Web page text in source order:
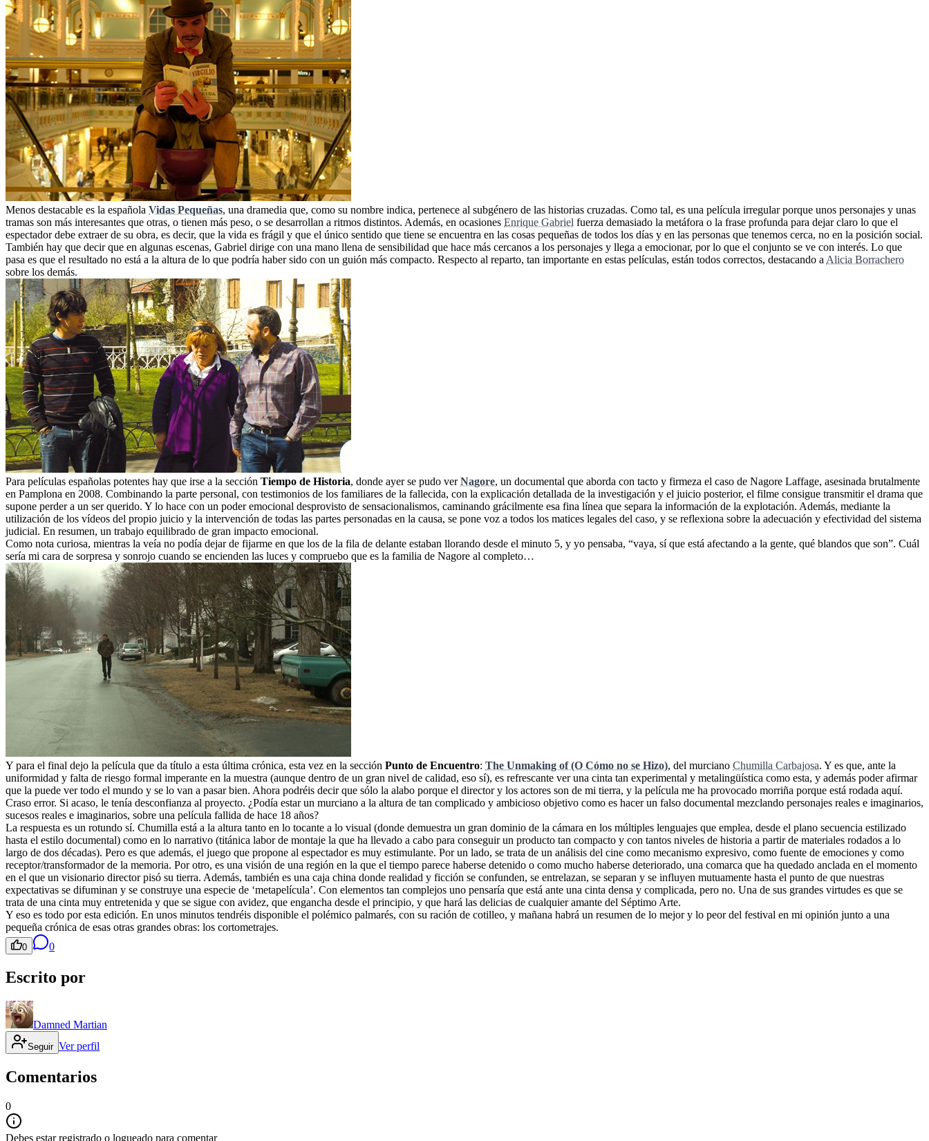
Menos destacable es la española Vidas Pequeñas, una dramedia que, como su nombre indica, pertenece al subgénero de las historias cruzadas. Como tal, es una película irregular porque unos personajes y unas
tramas son más interesantes que otras, o tienen más peso, o se desarrollan a ritmos distintos. Además, en ocasiones Enrique Gabriel fuerza demasiado la metáfora o la frase profunda para dejar claro lo que el
espectador debe extraer de su obra, es decir, que la vida es frágil y que el único sentido que tiene se encuentra en las cosas pequeñas de todos los días y en las personas que tenemos cerca, no en la posición social.
También hay que decir que en algunas escenas, Gabriel dirige con una mano llena de sensibilidad que hace más cercanos a los personajes y llega a emocionar, por lo que el conjunto se ve con interés. Lo que
pasa es que el resultado no está a la altura de lo que podría haber sido con un guión más compacto. Respecto al reparto, tan importante en estas películas, están todos correctos, destacando a Alicia Borrachero
sobre los demás.
Para películas españolas potentes hay que irse a la sección Tiempo de Historia, donde ayer se pudo verNagore, un documental que aborda con tacto y firmeza el caso de Nagore Laffage, asesinada brutalmente
en Pamplona en 2008. Combinando la parte personal, con testimonios de los familiares de la fallecida, con la explicación detallada de la investigación y el juicio posterior, el filme consigue transmitir el drama que
supone perder a un ser querido. Y lo hace con un poder emocional desprovisto de sensacionalismos, caminando grácilmente esa fina línea que separa la información de la explotación. Además, mediante la
utilización de los vídeos del propio juicio y la intervención de todas las partes personadas en la causa, se pone voz a todos los matices legales del caso, y se reflexiona sobre la adecuación y efectividad del sistema
judicial. En resumen, un trabajo equilibrado de gran impacto emocional.
Como nota curiosa, mientras la veía no podía dejar de fijarme en que los de la fila de delante estaban llorando desde el minuto 5, y yo pensaba, “vaya, sí que está afectando a la gente, qué blandos que son”. Cuál
sería mi cara de sorpresa y sonrojo cuando se encienden las luces y compruebo que es la familia de Nagore al completo…
Y para el final dejo la película que da título a esta última crónica, esta vez en la sección Punto de Encuentro: The Unmaking of (O Cómo no se Hizo), del murciano Chumilla Carbajosa. Y es que, ante la
uniformidad y falta de riesgo formal imperante en la muestra (aunque dentro de un gran nivel de calidad, eso sí), es refrescante ver una cinta tan experimental y metalingüística como esta, y además poder afirmar
que la puede ver todo el mundo y se lo van a pasar bien. Ahora podréis decir que sólo la alabo porque el director y los actores son de mi tierra, y la película me ha provocado morriña porque está rodada aquí.
Craso error. Si acaso, le tenía desconfianza al proyecto. ¿Podía estar un murciano a la altura de tan complicado y ambicioso objetivo como es hacer un falso documental mezclando personajes reales e imaginarios,
sucesos reales e imaginarios, sobre una película fallida de hace 18 años?
La respuesta es un rotundo sí. Chumilla está a la altura tanto en lo tocante a lo visual (donde demuestra un gran dominio de la cámara en los múltiples lenguajes que emplea, desde el plano secuencia estilizado
hasta el estilo documental) como en lo narrativo (titánica labor de montaje la que ha llevado a cabo para conseguir un producto tan compacto y con tantos niveles de historia a partir de materiales rodados a lo
largo de dos décadas). Pero es que además, el juego que propone al espectador es muy estimulante. Por un lado, se trata de un análisis del cine como mecanismo expresivo, como fuente de emociones y como
receptor/transformador de la memoria. Por otro, es una visión de una región en la que el tiempo parece haberse detenido o como mucho haberse deteriorado, una comarca que ha quedado anclada en el momento
en el que un visionario director pisó su tierra. Además, también es una caja china donde realidad y ficción se confunden, se entrelazan, se separan y se influyen mutuamente hasta el punto de que nuestras
expectativas se difuminan y se construye una especie de ‘metapelícula’. Con elementos tan complejos uno pensaría que está ante una cinta densa y complicada, pero no. Una de sus grandes virtudes es que se
trata de una cinta muy entretenida y que se sigue con avidez, que engancha desde el principio, y que hará las delicias de cualquier amante del Séptimo Arte.
Y eso es todo por esta edición. En unos minutos tendréis disponible el polémico palmarés, con su ración de cotilleo, y mañana habrá un resumen de lo mejor y lo peor del festival en mi opinión junto a una
pequeña crónica de esas otras grandes obras: los cortometrajes.
0 0
Escrito por
Damned Martian
Seguir Ver perfil
Comentarios
0
Debes estar registrado o logueado para comentar